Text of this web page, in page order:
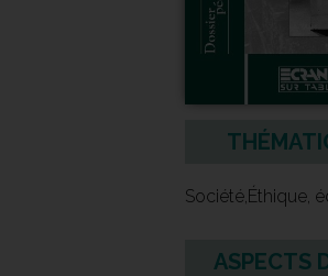
Société,Éthique,
ASPECTS